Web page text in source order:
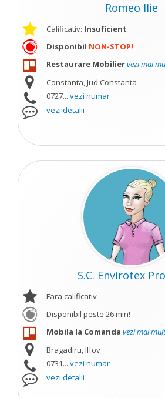
Romeo Ilie
Calificativ: Insuficient
Disponibil NON-STOP!
Restaurare Mobiliervezi mai
Constanta, Jud Constanta
0727... vezi numar
vezi detalii
S.C. Envirotex
Fara calificativ
Disponibil peste 26 min!
Mobila la Comanda vezi mai mult
Bragadiru, Ilfov
0731... vezi numar
vezi detalii